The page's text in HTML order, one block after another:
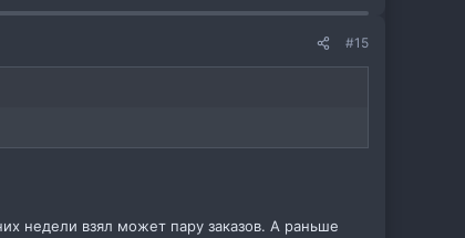
#15
недели взял может пару заказов. А раньше